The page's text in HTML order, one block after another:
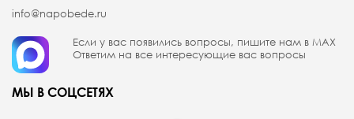
info@napobede.ru
Если у вас появились вопросы, пишите нам в МАX
Ответим на все интересующие вас вопросы
МЫ В СОЦСЕТЯХ